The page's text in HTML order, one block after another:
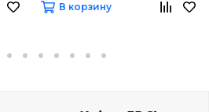
В корзину